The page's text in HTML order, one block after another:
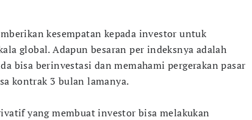
kesempatan kepada investor untuk
global. Adapun besaran per indeksnya adalah
bisa berinvestasi dan memahami pergerakan pasar
kontrak 3 bulan lamanya.
yang membuat investor bisa melakukan